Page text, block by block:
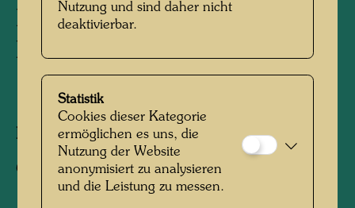
Hundertwasser mit Yuko
Ikewada
Fotograf:Aldo Fasolo
Copyright:Hundertwasser Archiv
Nutzung und sind daher nicht
deaktivierbar.
Statistik
Cookies dieser Kategorie
ermöglichen es uns, die
Nutzung der Website
anonymisiert zu analysieren
und die Leistung zu messen.